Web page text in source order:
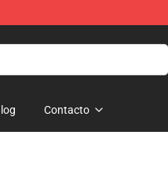
Contacto